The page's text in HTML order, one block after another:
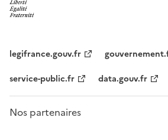
legifrance.gouv.fr
service-public.fr
data.gouv.fr
Nos partenaires